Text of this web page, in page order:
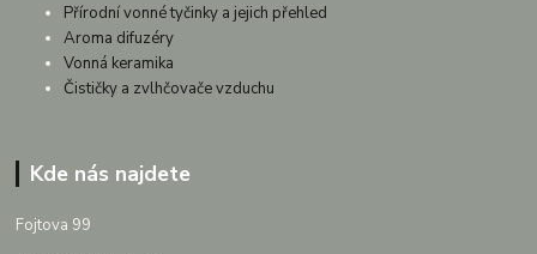
Přírodní vonné tyčinky a jejich přehled
Aroma difuzéry
Vonná keramika
Čističky a zvlhčovače vzduchu
Kde nás najdete
Fojtova 99